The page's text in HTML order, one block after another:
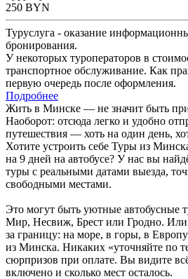
250 BYN
Туруслуга - оказание
бронирования.
У некоторых туроператоров в
транспортное обслуживание. Как
первую очередь после оформления.
Подробнее
Жить в Минске — не значит быть
Наоборот: отсюда легко и удобно
путешествия — хоть на один день,
Хотите устроить себе Туры из
на 9 дней на автобусе? У нас вы
туры с реальными датами выезда,
свободными местами.
Это могут быть уютные автобусные
Мир, Несвиж, Брест или Гродно.
за границу: на море, в горы, в
из Минска. Никаких «уточняйте по
сюрпризов при оплате. Вы видите
включено и сколько мест осталось.